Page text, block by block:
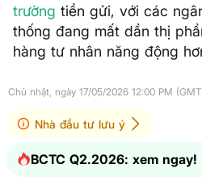
trường tiền gửi, với các
thống đang mất dần thị
hàng tư nhân năng động
Chủ nhật, ngày 17/05/2026 12:00 PM
Nhà đầu tư lưu ý
BCTC Q2.2026: xem ngay!